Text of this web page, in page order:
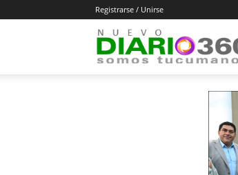
Registrarse / Unirse